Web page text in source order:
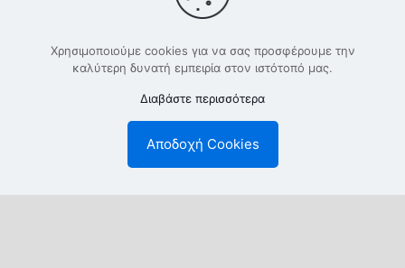
Εφαρμογές Borma Wachs
Εφαρμογές San Marco
Βιβλιοθήκες υφών σε CAD και BIM
Χρησιμοποιούμε cookies για να σας προσφέρουμε την
καλύτερη δυνατή εμπειρία στον ιστότοπό μας.
Διαβάστε περισσότερα
Αποδοχή Cookies